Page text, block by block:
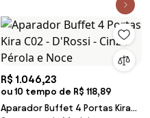
R$ 1.046,23
ou 10 tempo de R$ 118,89
Aparador Buffet 4 Portas Kira